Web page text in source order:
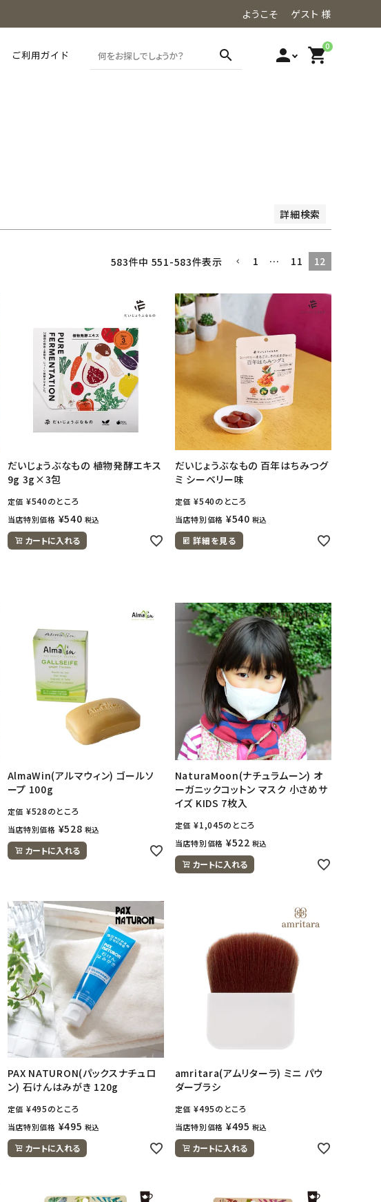
ようこそ ゲスト 様
ご利用ガイド search person 0
shopping_cart
詳細検索
価格が高い順 レビュー順
583件中 551-583件表示 1 … 11 12
だいじょうぶなもの 植物発酵エキス
9g 3g×3包
定価 ¥540のところ
当店特別価格 ¥540 税込
カートに入れる
だいじょうぶなもの 百年はちみつグ
ミ シーベリー味
定価 ¥540のところ
当店特別価格 ¥540 税込
詳細を見る
AlmaWin(アルマウィン) ゴールソ
ープ 100g
定価 ¥528のところ
当店特別価格 ¥528 税込
カートに入れる
NaturaMoon(ナチュラムーン) オ
ーガニックコットン マスク 小さめサ
イズ KIDS 7枚入
定価 ¥1,045のところ
当店特別価格 ¥522 税込
カートに入れる
PAX NATURON(パックスナチュロ
ン) 石けんはみがき 120g
定価 ¥495のところ
当店特別価格 ¥495 税込
カートに入れる
amritara(アムリターラ) ミニ パウ
ダーブラシ
定価 ¥495のところ
当店特別価格 ¥495 税込
カートに入れる